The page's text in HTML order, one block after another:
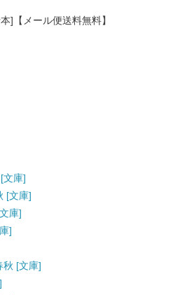
]【メール便送料無料】
文庫]
[文庫]
庫]
]
秋 [文庫]